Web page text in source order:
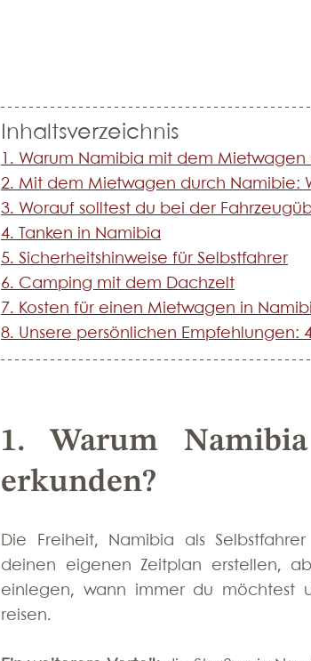
Inhaltsverzeichnis
1. Warum Namibia mit dem Mietwagen
2. Mit dem Mietwagen durch Namibie:
3. Worauf solltest du bei der
4. Tanken in Namibia
5. Sicherheitshinweise für Selbstfahrer
6. Camping mit dem Dachzelt
7. Kosten für einen Mietwagen in
8. Unsere persönlichen Empfehlungen:
1. Warum
erkunden?
Die Freiheit, Namibia als
deinen eigenen Zeitplan erstellen,
einlegen, wann immer du möchtest
reisen.